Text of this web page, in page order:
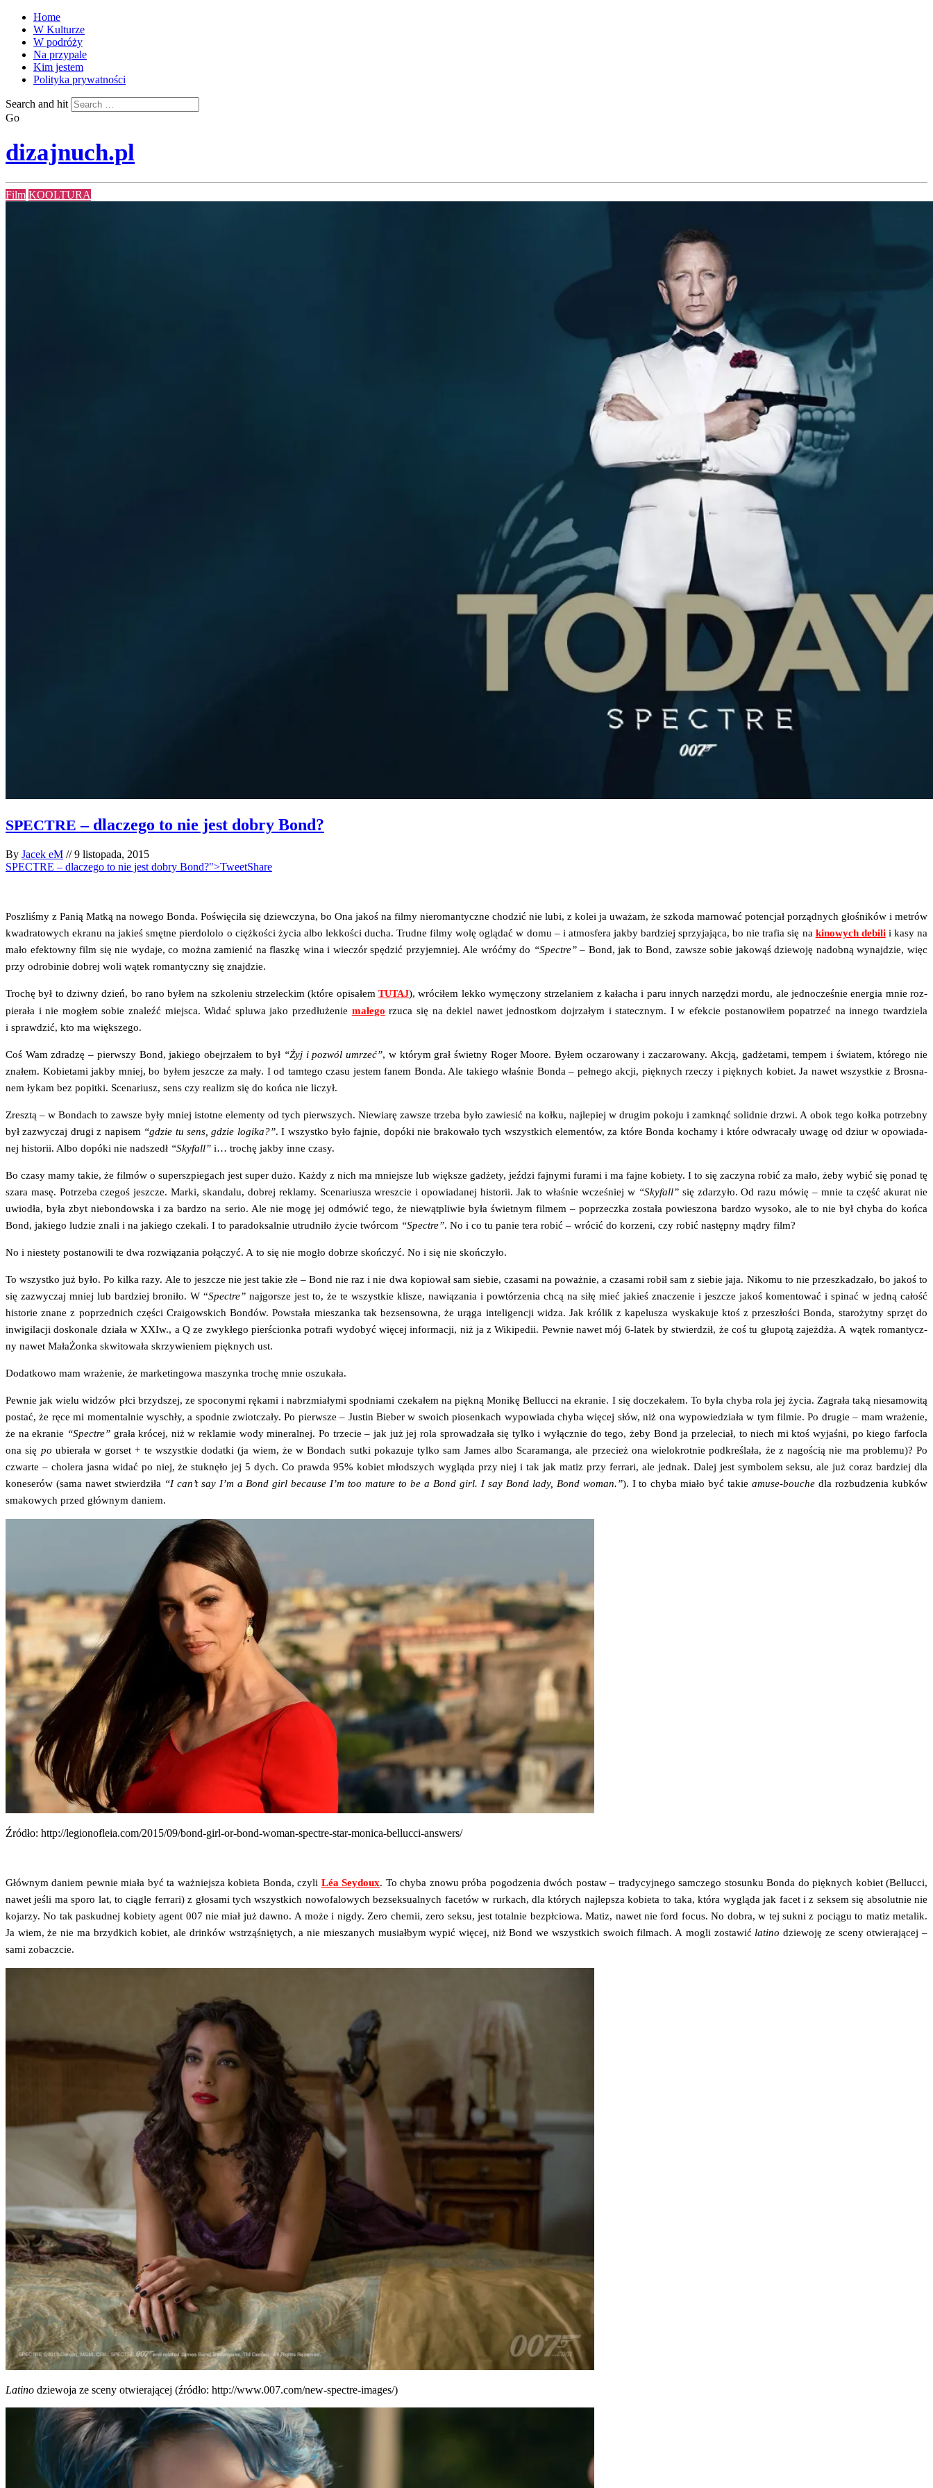
Home
W Kulturze
W podróży
Na przypale
Kim jestem
Polityka prywatności
Search and hit
Go
dizajnuch.pl
Film KOOLTURA
SPECTRE – dlaczego to nie jest dobry Bond?
By Jacek eM //9 listopada, 2015
SPECTRE – dlaczego to nie jest dobry Bond?">TweetShare
Poszli­śmy z Panią Mat­ką na nowe­go Bon­da. Poświę­ci­ła się dziew­czy­na, bo Ona jakoś na fil­my nie­ro­man­tycz­ne cho­dzić nie lubi, z kolei ja uwa­żam, że szko­da mar­no­wać poten­cjał porząd­nych gło­śni­ków i metrów
kwa­dra­to­wych ekra­nu na jakieś smęt­ne pier­do­lo­lo o cięż­ko­ści życia albo lek­ko­ści ducha. Trud­ne fil­my wolę oglą­dać w domu – i atmos­fe­ra jak­by bar­dziej sprzy­ja­ją­ca, bo nie tra­fia się na kino­wych debi­lii kasy na
mało efek­tow­ny film się nie wyda­je, co moż­na zamie­nić na flasz­kę wina i wie­czór spę­dzić przy­jem­niej. Ale wróć­my do “Spec­tre”– Bond, jak to Bond, zawsze sobie jako­wąś dzie­wo­ję nadob­ną wynaj­dzie, więc
przy odro­bi­nie dobrej woli wątek roman­tycz­ny się znajdzie.
Tro­chę był to dziw­ny dzień, bo rano byłem na szko­le­niu strze­lec­kim (któ­re opi­sa­łemTUTAJ), wró­ci­łem lek­ko wymę­czo­ny strze­la­niem z kała­cha i paru innych narzę­dzi mor­du, ale jed­no­cze­śnie ener­gia mnie roz­
pie­ra­ła i nie mogłem sobie zna­leźć miej­sca. Widać splu­wa jako prze­dłu­że­nie małe­go rzu­ca się na dekiel nawet jed­nost­kom doj­rza­łym i sta­tecz­nym. I w efek­cie posta­no­wi­łem popa­trzeć na inne­go twar­dzie­la
i spraw­dzić, kto ma większego.
Coś Wam zdra­dzę – pierw­szy Bond, jakie­go obej­rza­łem to był “Żyj i pozwól umrzeć”, w któ­rym grał świet­ny Roger Moore. Byłem ocza­ro­wa­ny i zacza­ro­wa­ny. Akcją, gadże­ta­mi, tem­pem i świa­tem, któ­re­go nie
zna­łem. Kobie­ta­mi jak­by mniej, bo byłem jesz­cze za mały. I od tam­te­go cza­su jestem fanem Bon­da. Ale takie­go wła­śnie Bon­da – peł­ne­go akcji, pięk­nych rze­czy i pięk­nych kobiet. Ja nawet wszyst­kie z Bro­sna­
nem łykam bez popit­ki. Sce­na­riusz, sens czy realizm się do koń­ca nie liczył.
Zresz­tą – w Bon­dach to zawsze były mniej istot­ne ele­men­ty od tych pierw­szych. Nie­wia­rę zawsze trze­ba było zawie­sić na koł­ku, naj­le­piej w dru­gim poko­ju i zamknąć solid­nie drzwi. A obok tego koł­ka potrzeb­ny
był zazwy­czaj dru­gi z napi­sem “gdzie tu sens, gdzie logi­ka?”. I wszyst­ko było faj­nie, dopó­ki nie bra­ko­wa­ło tych wszyst­kich ele­men­tów, za któ­re Bon­da kocha­my i któ­re odwra­ca­ły uwa­gę od dziur w opo­wia­da­
nej histo­rii. Albo dopó­ki nie nad­szedł “Sky­fall” i… tro­chę jak­by inne czasy.
Bo cza­sy mamy takie, że fil­mów o super­sz­pie­gach jest super dużo. Każ­dy z nich ma mniej­sze lub więk­sze gadże­ty, jeź­dzi faj­ny­mi fura­mi i ma faj­ne kobie­ty. I to się zaczy­na robić za mało, żeby wybić się ponad tę
sza­ra masę. Potrze­ba cze­goś jesz­cze. Mar­ki, skan­da­lu, dobrej rekla­my. Sce­na­riu­sza wresz­cie i opo­wia­da­nej histo­rii. Jak to wła­śnie wcze­śniej w “Sky­fall”się zda­rzy­ło. Od razu mówię – mnie ta część aku­rat nie
uwio­dła, była zbyt nie­bon­dow­ska i za bar­dzo na serio. Ale nie mogę jej odmó­wić tego, że nie­wąt­pli­wie była świet­nym fil­mem – poprzecz­ka zosta­ła powie­szo­na bar­dzo wyso­ko, ale to nie był chy­ba do koń­ca
Bond, jakie­go ludzie zna­li i na jakie­go cze­ka­li. I to para­dok­sal­nie utrud­ni­ło życie twór­com “Spec­tre”. No i co tu panie tera robić – wró­cić do korze­ni, czy robić następ­ny mądry film?
No i nie­ste­ty posta­no­wi­li te dwa roz­wią­za­nia połą­czyć. A to się nie mogło dobrze skoń­czyć. No i się nie skończyło.
To wszyst­ko już było. Po kil­ka razy. Ale to jesz­cze nie jest takie złe – Bond nie raz i nie dwa kopio­wał sam sie­bie, cza­sa­mi na poważ­nie, a cza­sa­mi robił sam z sie­bie jaja. Niko­mu to nie prze­szka­dza­ło, bo jakoś to
się zazwy­czaj mniej lub bar­dziej bro­ni­ło. W “Spec­tre” naj­gor­sze jest to, że te wszyst­kie kli­sze, nawią­za­nia i powtó­rze­nia chcą na siłę mieć jakieś zna­cze­nie i jesz­cze jakoś komen­to­wać i spi­nać w jed­ną całość
histo­rie zna­ne z poprzed­nich czę­ści Cra­igow­skich Bon­dów. Powsta­ła mie­szan­ka tak bez­sen­sow­na, że urą­ga inte­li­gen­cji widza. Jak kró­lik z kape­lu­sza wyska­ku­je ktoś z prze­szło­ści Bon­da, sta­ro­żyt­ny sprzęt do
inwi­gi­la­cji dosko­na­le dzia­ła w XXIw., a Q ze zwy­kłe­go pier­ścion­ka potra­fi wydo­być wię­cej infor­ma­cji, niż ja z Wiki­pe­dii. Pew­nie nawet mój 6‑latek by stwier­dził, że coś tu głu­po­tą zajeż­dża. A wątek roman­tycz­
ny nawet Mała­Żon­ka skwi­to­wa­ła skrzy­wie­niem pięk­nych ust.
Dodat­ko­wo mam wra­że­nie, że mar­ke­tin­go­wa maszyn­ka tro­chę mnie oszukała.
Pew­nie jak wie­lu widzów płci brzyd­szej, ze spo­co­ny­mi ręka­mi i nabrzmia­ły­mi spodnia­mi cze­ka­łem na pięk­ną Moni­kę Bel­luc­ci na ekra­nie. I się docze­ka­łem. To była chy­ba rola jej życia. Zagra­ła taką nie­sa­mo­wi­tą
postać, że ręce mi momen­tal­nie wyschły, a spodnie zwiot­cza­ły. Po pierw­sze – Justin Bie­ber w swo­ich pio­sen­kach wypo­wia­da chy­ba wię­cej słów, niż ona wypo­wie­dzia­ła w tym fil­mie. Po dru­gie – mam wra­że­nie,
że na ekra­nie “Spec­tre”gra­ła kró­cej, niż w rekla­mie wody mine­ral­nej. Po trze­cie – jak już jej rola spro­wa­dza­ła się tyl­ko i wyłącz­nie do tego, żeby Bond ja prze­le­ciał, to niech mi ktoś wyja­śni, po kie­go far­foc­la
ona się po ubie­ra­ła w gor­set + te wszyst­kie dodat­ki (ja wiem, że w Bon­dach sut­ki poka­zu­je tyl­ko sam James albo Sca­ra­man­ga, ale prze­cież ona wie­lo­krot­nie pod­kre­śla­ła, że z nago­ścią nie ma pro­ble­mu)? Po
czwar­te – cho­le­ra jasna widać po niej, że stuk­nę­ło jej 5 dych. Co praw­da 95% kobiet młod­szych wyglą­da przy niej i tak jak matiz przy fer­ra­ri, ale jed­nak. Dalej jest sym­bo­lem sek­su, ale już coraz bar­dziej dla
kone­se­rów (sama nawet stwier­dzi­ła “I can’t say I’m a Bond girl becau­se I’m too matu­re to be a Bond girl. I say Bond lady, Bond woman.”). I to chy­ba mia­ło być takieamu­se-bouche dla roz­bu­dze­nia kub­ków
sma­ko­wych przed głów­nym daniem.
Źró­dło: http://legionofleia.com/2015/09/bond-girl-or-bond-woman-spectre-star-monica-bellucci-answers/
Głów­nym daniem pew­nie mia­ła być ta waż­niej­sza kobie­ta Bon­da, czy­li Léa Sey­do­ux. To chy­ba zno­wu pró­ba pogo­dze­nia dwóch postaw – tra­dy­cyj­ne­go sam­cze­go sto­sun­ku Bon­da do pięk­nych kobiet (Bel­luc­ci,
nawet jeśli ma spo­ro lat, to cią­gle fer­ra­ri) z gło­sa­mi tych wszyst­kich nowo­fa­lo­wych bez­sek­su­al­nych face­tów w rur­kach, dla któ­rych naj­lep­sza kobie­ta to taka, któ­ra wyglą­da jak facet i z sek­sem się abso­lut­nie nie
koja­rzy. No tak paskud­nej kobie­ty agent 007 nie miał już daw­no. A może i nigdy. Zero che­mii, zero sek­su, jest total­nie bez­pł­cio­wa. Matiz, nawet nie ford focus. No dobra, w tej suk­ni z pocią­gu to matiz meta­lik.
Ja wiem, że nie ma brzyd­kich kobiet, ale drin­ków wstrzą­śnię­tych, a nie mie­sza­nych musiał­bym wypić wię­cej, niż Bond we wszyst­kich swo­ich fil­mach. A mogli zosta­wić lati­no dzie­wo­ję ze sce­ny otwie­ra­ją­cej –
sami zobaczcie.
Lati­no dzie­wo­ja ze sce­ny otwie­ra­ją­cej (źró­dło: http://www.007.com/new-spectre-images/)